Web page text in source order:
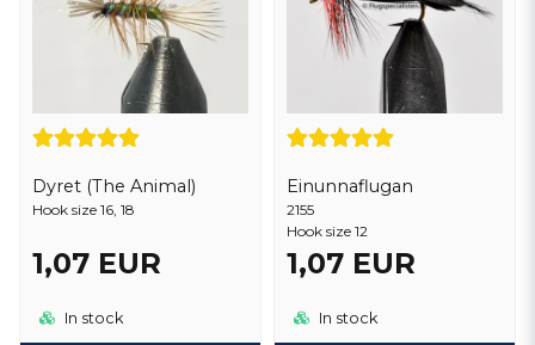
Dyret (The Animal)
Hook size 16, 18
1,07 EUR
In stock
Einunnaflugan
2155
Hook size 12
1,07 EUR
In stock